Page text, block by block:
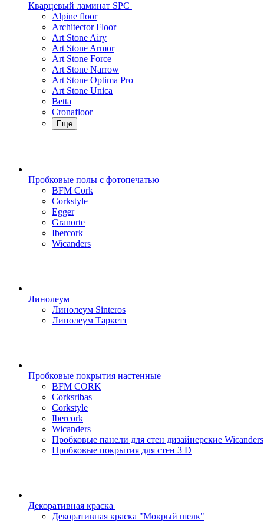
Кварцевый ламинат SPC
Alpine floor
Architector Floor
Art Stone Airy
Art Stone Armor
Art Stone Force
Art Stone Narrow
Art Stone Optima Pro
Art Stone Unica
Betta
Cronafloor
Еще
Пробковые полы с фотопечатью
BFM Cork
Corkstyle
Egger
Granorte
Ibercork
Wicanders
Линолеум
Линолеум Sinteros
Линолеум Таркетт
Пробковые покрытия настенные
BFM CORK
Corksribas
Corkstyle
Ibercork
Wicanders
Пробковые панели для стен дизайнерские Wicanders
Пробковые покрытия для стен 3 D
Декоративная краска
Декоративная краска "Мокрый шелк"